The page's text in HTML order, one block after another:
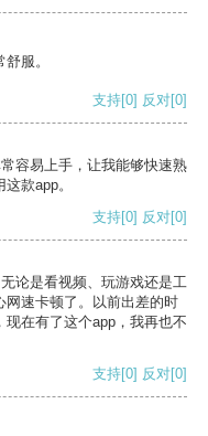
服。
支持[0] 反对[0]
容易上手，让我能够快速熟
款app。
支持[0] 反对[0]
论是看视频、玩游戏还是工
网速卡顿了。以前出差的时
在有了这个app，我再也不
支持[0] 反对[0]